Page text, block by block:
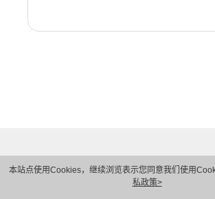
本站点使用Cookies，继续浏览表示您同意我们使用
私政策>